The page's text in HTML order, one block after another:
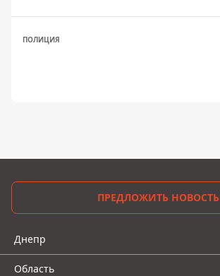
ПОЛИЦИЯ
ПРЕДЛОЖИТЬ НОВОСТЬ
Днепр
Область